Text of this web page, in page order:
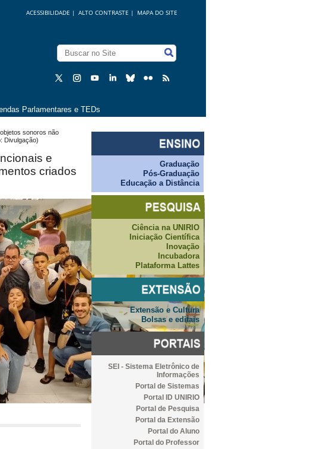
MAPA DO SITE
ALTO CONTRASTE |
ACESSIBILIDADE |
Parlamentares e TEDs
sonoros não
Divulgação)
e
criados
Graduação
Pós-Graduação
Educação a Distância
Ciência na UNIRIO
Iniciação Científica
Inovação
Incubadora
Plataforma Lattes
Extensão e Cultura
Bolsas e editais
SEI - Sistema Eletrônico de
Informações
Portal de Sistemas
Portal ID UNIRIO
Portal de Pesquisa
Portal da Extensão
Portal do Aluno
Portal do Professor